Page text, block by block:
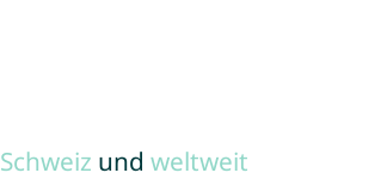
Schweiz und weltweit